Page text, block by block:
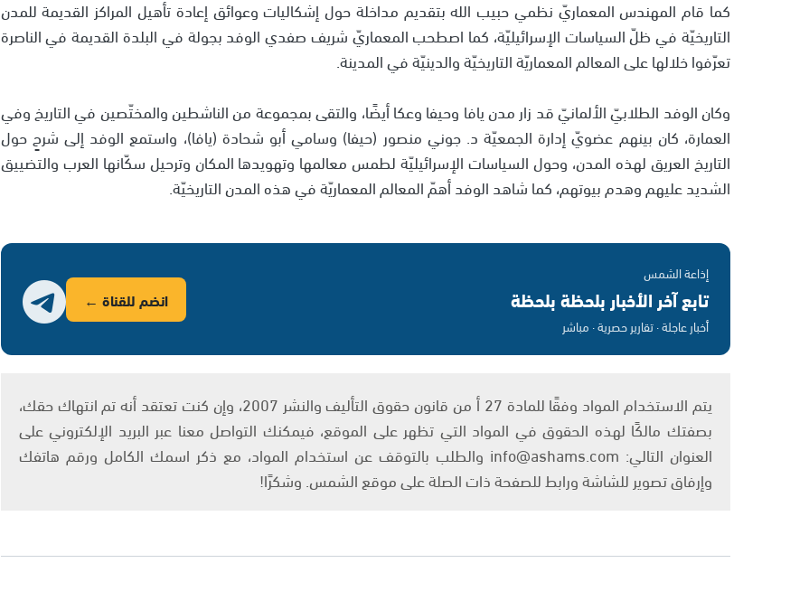
كما قام المهندس المعماريّ نظمي حبيب الله بتقديم مداخلة حول إشكاليات وعوائق إعادة تأهيل المراكز القديمة للمدن
التاريخيّة في ظلّ السياسات الإسرائيليّة، كما اصطحب المعماريّ شريف صفدي الوفد بجولة في البلدة القديمة في الناصرة
تعرّفوا خلالها على المعالم المعماريّة التاريخيّة والدينيّة في المدينة.
وكان الوفد الطلابيّ الألمانيّ قد زار مدن يافا وحيفا وعكا أيضًا، والتقى بمجموعة من الناشطين والمختّصين في التاريخ وفي
العمارة، كان بينهم عضويّ إدارة الجمعيّة د. جوني منصور (حيفا) وسامي أبو شحادة (يافا)، واستمع الوفد إلى شرحٍ حول
التاريخ العريق لهذه المدن، وحول السياسات الإسرائيليّة لطمس معالمها وتهويدها المكان وترحيل سكّانها العرب والتضييق
الشديد عليهم وهدم بيوتهم، كما شاهد الوفد أهمّ المعالم المعماريّة في هذه المدن التاريخيّة.
إذاعة الشمس
تابع آخر الأخبار بلحظة بلحظة
أخبار عاجلة · تقارير حصرية · مباشر
انضم للقناة ←
يتم الاستخدام المواد وفقًا للمادة 27 أ من قانون حقوق التأليف والنشر 2007، وإن كنت تعتقد أنه تم انتهاك حقك،
بصفتك مالكًا لهذه الحقوق في المواد التي تظهر على الموقع، فيمكنك التواصل معنا عبر البريد الإلكتروني على
العنوان التالي: info@ashams.com والطلب بالتوقف عن استخدام المواد، مع ذكر اسمك الكامل ورقم هاتفك
وإرفاق تصوير للشاشة ورابط للصفحة ذات الصلة على موقع الشمس. وشكرًا!